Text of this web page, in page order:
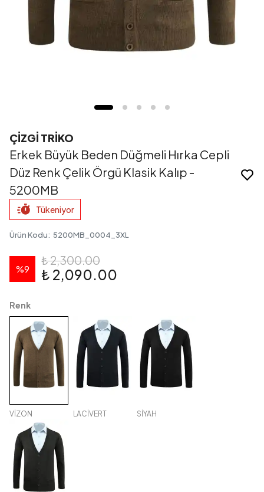
ÇİZGİ TRİKO
Erkek Büyük Beden Düğmeli Hırka Cepli
Düz Renk Çelik Örgü Klasik Kalıp -
5200MB
Tükeniyor
Ürün Kodu: 5200MB_0004_3XL
%9
₺ 2,300.00
₺ 2,090.00
Renk
VİZON LACİVERT SİYAH